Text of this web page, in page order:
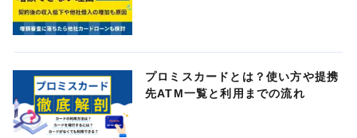
プロミスカードとは？使い方や提携
先ATM一覧と利用までの流れ